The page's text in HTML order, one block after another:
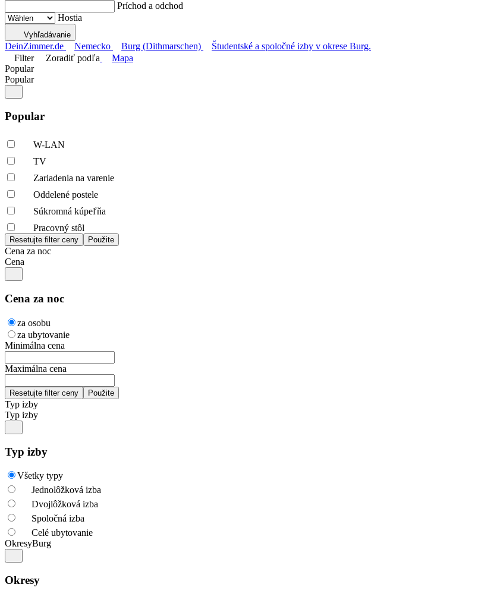
Príchod a odchod
Hostia
Vyhľadávanie
DeinZimmer.de Nemecko Burg (Dithmarschen)
Študentské a spoločné izby v okrese Burg.
Filter
Zoradiť podľa
Mapa
Popular
Popular
Popular
W-LAN
TV
Zariadenia na varenie
Oddelené postele
Súkromná kúpeľňa
Pracovný stôl
Cena za noc
Cena
Cena za noc
za osobu
za ubytovanie
Minimálna cena
Maximálna cena
Typ izby
Typ izby
Typ izby
Všetky typy
Jednolôžková izba
Dvojlôžková izba
Spoločná izba
Celé ubytovanie
OkresyBurg
Okresy